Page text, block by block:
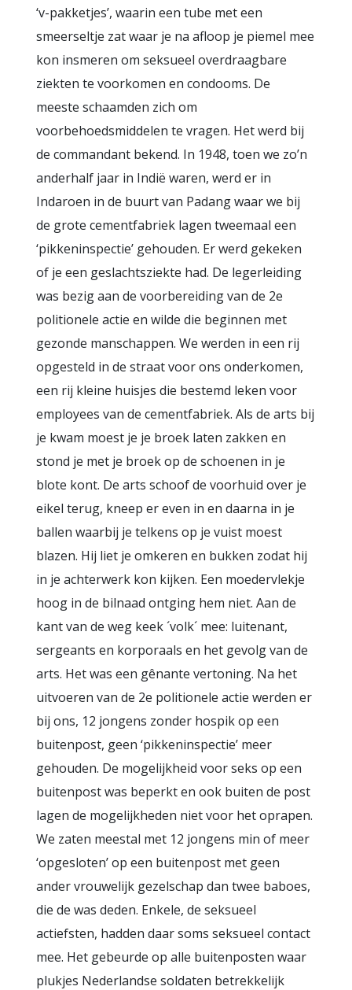
‘v-pakketjes’, waarin een tube met een
smeerseltje zat waar je na afloop je piemel mee
kon insmeren om seksueel overdraagbare
ziekten te voorkomen en condooms. De
meeste schaamden zich om
voorbehoedsmiddelen te vragen. Het werd bij
de commandant bekend. In 1948, toen we zo’n
anderhalf jaar in Indië waren, werd er in
Indaroen in de buurt van Padang waar we bij
de grote cementfabriek lagen tweemaal een
‘pikkeninspectie’ gehouden. Er werd gekeken
of je een geslachtsziekte had. De legerleiding
was bezig aan de voorbereiding van de 2e
politionele actie en wilde die beginnen met
gezonde manschappen. We werden in een rij
opgesteld in de straat voor ons onderkomen,
een rij kleine huisjes die bestemd leken voor
employees van de cementfabriek. Als de arts bij
je kwam moest je je broek laten zakken en
stond je met je broek op de schoenen in je
blote kont. De arts schoof de voorhuid over je
eikel terug, kneep er even in en daarna in je
ballen waarbij je telkens op je vuist moest
blazen. Hij liet je omkeren en bukken zodat hij
in je achterwerk kon kijken. Een moedervlekje
hoog in de bilnaad ontging hem niet. Aan de
kant van de weg keek ´volk´ mee: luitenant,
sergeants en korporaals en het gevolg van de
arts. Het was een gênante vertoning. Na het
uitvoeren van de 2e politionele actie werden er
bij ons, 12 jongens zonder hospik op een
buitenpost, geen ‘pikkeninspectie’ meer
gehouden. De mogelijkheid voor seks op een
buitenpost was beperkt en ook buiten de post
lagen de mogelijkheden niet voor het oprapen.
We zaten meestal met 12 jongens min of meer
‘opgesloten’ op een buitenpost met geen
ander vrouwelijk gezelschap dan twee baboes,
die de was deden. Enkele, de seksueel
actiefsten, hadden daar soms seksueel contact
mee. Het gebeurde op alle buitenposten waar
plukjes Nederlandse soldaten betrekkelijk